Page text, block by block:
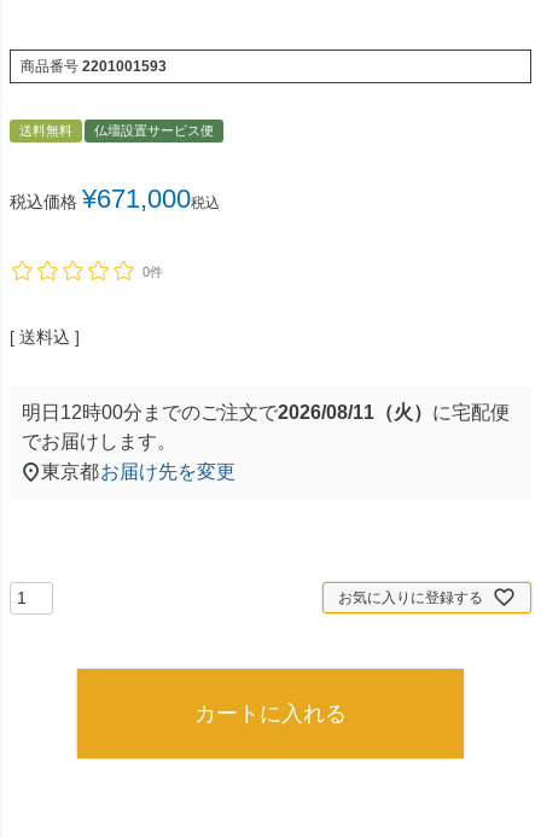
商品番号 2201001593
送料無料 仏壇設置サービス便
税込価格 ¥671,000税込
0件
送料込
明日 12時00分 までのご注文で2026/08/11（火） に宅配便
でお届けします。
東京都お届け先を変更
お気に入りに登録する
カートに入れる